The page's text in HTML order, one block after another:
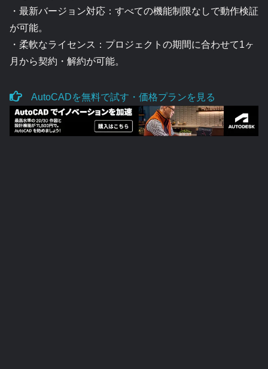
・最新バージョン対応：すべての機能制限なしで動作検証
が可能。
・柔軟なライセンス：プロジェクトの期間に合わせて1ヶ
月から契約・解約が可能。
AutoCADを無料で試す・価格プランを見る